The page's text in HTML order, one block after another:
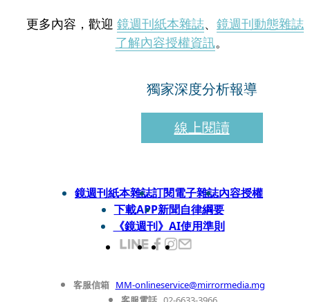
更多內容，歡迎 鏡週刊紙本雜誌、 鏡週刊動態雜誌
了解內容授權資訊。
獨家深度分析報導
線上閱讀
鏡週刊紙本雜誌訂閱電子雜誌內容授權
下載APP新聞自律綱要
《鏡週刊》AI使用準則
客服信箱 MM-onlineservice@mirrormedia.mg